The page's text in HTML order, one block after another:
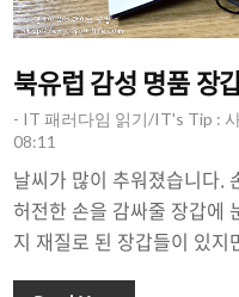
북유럽 감성 명품 장
- IT 패러다임 읽기/IT's Tip :
08:11
날씨가 많이 추워졌습니다.
허전한 손을 감싸줄 장갑에
지 재질로 된 장갑들이 있